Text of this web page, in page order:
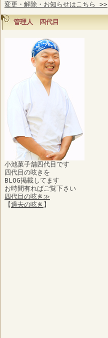
変更・解除・お知らせはこちら >>
管理人 四代目
小池菓子舗四代目です
四代目の呟きを
BLOG掲載してます
お時間有ればご覧下さい
四代目の呟き≫
【過去の呟き 】